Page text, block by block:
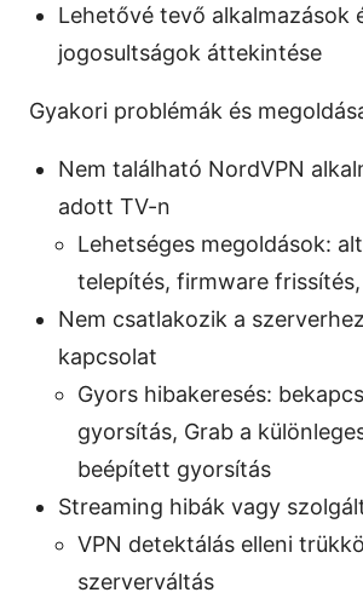
Lehetővé tevő alkalmazások
jogosultságok áttekintése
Gyakori problémák és
Nem található NordVPN
adott TV-n
Lehetséges megoldások:
telepítés, firmware
Nem csatlakozik a
kapcsolat
Gyors hibakeresés:
gyorsítás, Grab a
beépített gyorsítás
Streaming hibák vagy
VPN detektálás elleni
szerverváltás